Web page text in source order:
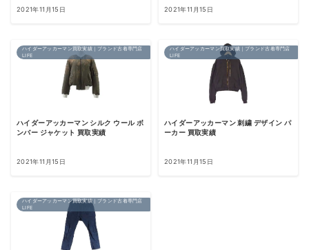
2021年11月15日 2021年11月15日
ハイダーアッカーマン買取実績｜ブランド古着専門店
LIFE
ハイダーアッカーマン シルク ウール ボ
ンバー ジャケット 買取実績
2021年11月15日
ハイダーアッカーマン買取実績｜ブランド古着専門店
LIFE
ハイダーアッカーマン 刺繍 デザイン パ
ーカー 買取実績
2021年11月15日
ハイダーアッカーマン買取実績｜ブランド古着専門店
LIFE